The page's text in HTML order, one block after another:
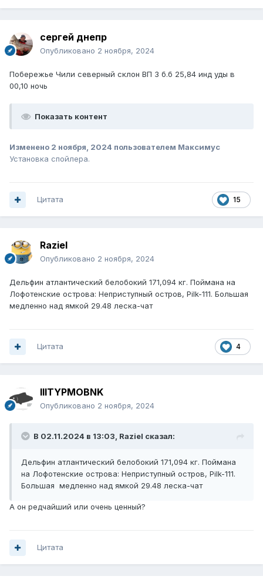
сергей днепр
Опубликовано 2 ноября, 2024
Побережье Чили северный склон ВП 3 б.б 25,84 инд уды в
00,10 ночь
Показать контент
Изменено 2 ноября, 2024 пользователем Максимус
Установка спойлера.
15
Цитата
Raziel
Опубликовано 2 ноября, 2024
Дельфин атлантический белобокий 171,094 кг. Поймана на
Лофотенские острова: Неприступный остров, Pilk-111. Большая
медленно над ямкой 29.48 леска-чат
4
Цитата
IIITYPMOBNK
Опубликовано 2 ноября, 2024
В 02.11.2024 в 13:03, Raziel сказал:
Дельфин атлантический белобокий 171,094 кг. Поймана
на Лофотенские острова: Неприступный остров, Pilk-111.
Большая медленно над ямкой 29.48 леска-чат
А он редчайший или очень ценный?
Цитата